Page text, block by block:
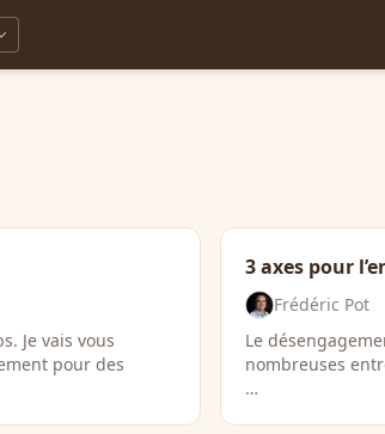
Je vais vous
pour des
3 axes pour
Frédéric Pot
Le
nombreuses
…